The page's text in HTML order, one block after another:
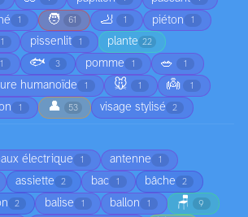
1 🧑 61 🦶 1 piéton 1
1 pissenlit 1 plante 22
1 🐟 3 pomme 1 🥗 1
humanoïde 1 🐭 1 👼 1
1 👤 53 visage stylisé 2
électrique 1 antenne 1
assiette 2 bac 1 bâche 2
2 balise 1 ballon 1 🪑 9